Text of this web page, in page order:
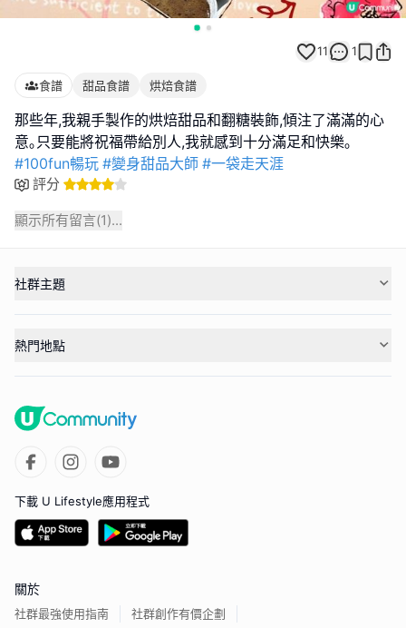
11 1
食譜 甜品食譜 烘焙食譜
那些年,我親手製作的烘焙甜品和翻糖裝飾,傾注了滿滿的心
意｡只要能將祝福帶給別人,我就感到十分滿足和快樂｡
#100fun暢玩 #變身甜品大師 #一袋走天涯
評分
顯示所有留言(1)...
社群主題
熱門地點
下載 U Lifestyle應用程式
關於
社群最強使用指南 社群創作有價企劃